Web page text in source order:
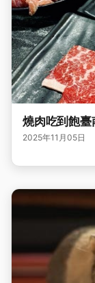
燒肉吃到飽
2025年11月05日